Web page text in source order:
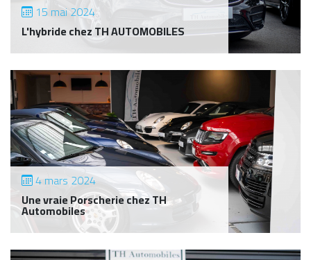
15 mai 2024
L'hybride chez TH AUTOMOBILES
4 mars 2024
Une vraie Porscherie chez TH
Automobiles